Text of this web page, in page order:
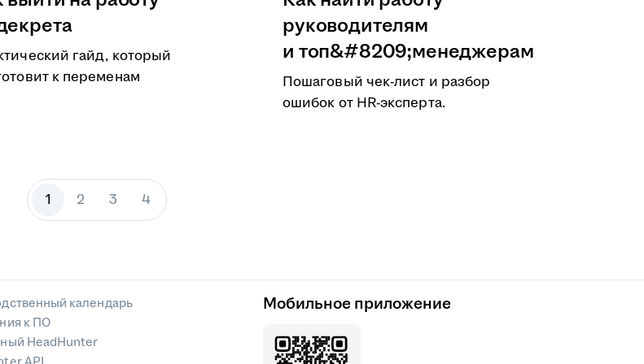
гайд, который
к переменам
руководителям
и топ&#8209;менеджерам
Пошаговый чек-лист и разбор
ошибок от HR-эксперта.
1 2 3 4
календарь
к ПО
HeadHunter
Мобильное приложение